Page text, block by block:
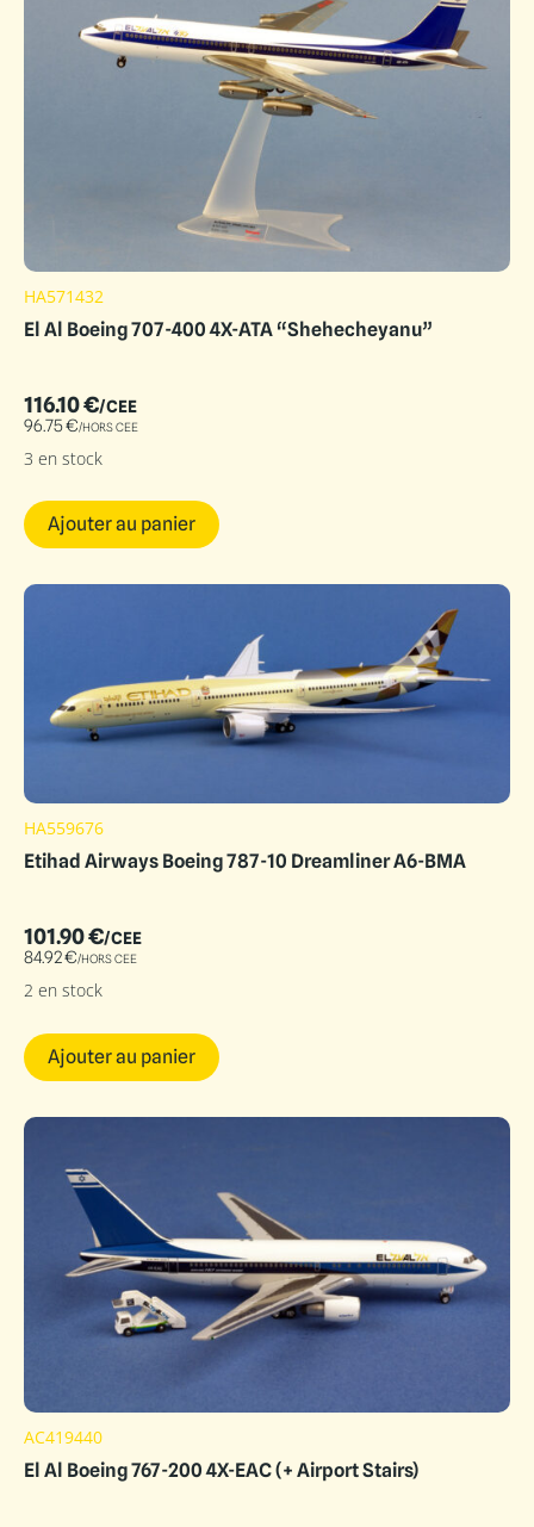
HA571432
El Al Boeing 707-400 4X-ATA “Shehecheyanu”
116.10€/CEE
96.75€/HORS CEE
3 en stock
Ajouter au panier
HA559676
Etihad Airways Boeing 787-10 Dreamliner A6-BMA
101.90€/CEE
84.92€/HORS CEE
2 en stock
Ajouter au panier
AC419440
El Al Boeing 767-200 4X-EAC (+ Airport Stairs)